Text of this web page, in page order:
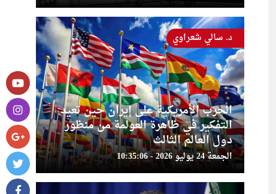
الحرب الأمريكية على إيران حين تعيد
التفكير في ظاهرة العولمة من منظور
دول العالم الثالث
الجمعة 24 يوليو 2026 - 10:35:06
د. سالي شعراوي